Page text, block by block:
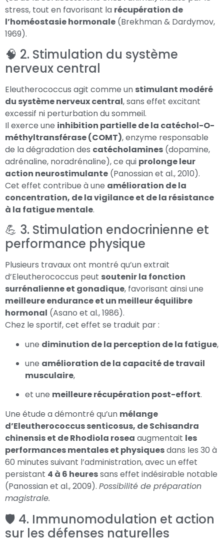
stress, tout en favorisant la récupération de
l’homéostasie hormonale (Brekhman & Dardymov,
1969).
🧠 2. Stimulation du système
nerveux central
Eleutherococcus agit comme un stimulant modéré
du système nerveux central, sans effet excitant
excessif ni perturbation du sommeil.
Il exerce une inhibition partielle de la catéchol-O-
méthyltransférase (COMT), enzyme responsable
de la dégradation des catécholamines (dopamine,
adrénaline, noradrénaline), ce qui prolonge leur
action neurostimulante (Panossian et al., 2010).
Cet effet contribue à une amélioration de la
concentration, de la vigilance et de la résistance
à la fatigue mentale.
💪 3. Stimulation endocrinienne et
performance physique
Plusieurs travaux ont montré qu’un extrait
d’Eleutherococcus peut soutenir la fonction
surrénalienne et gonadique, favorisant ainsi une
meilleure endurance et un meilleur équilibre
hormonal (Asano et al., 1986).
Chez le sportif, cet effet se traduit par :
une diminution de la perception de la fatigue,
une amélioration de la capacité de travail
musculaire,
et une meilleure récupération post-effort.
Une étude a démontré qu’un mélange
d’Eleutherococcus senticosus, de Schisandra
chinensis et de Rhodiola rosea augmentait les
performances mentales et physiquesdans les 30 à
60 minutes suivant l’administration, avec un effet
persistant 4 à 6 heuressans effet indésirable notable
(Panossian et al., 2009). Possibilité de préparation
magistrale.
🛡️ 4. Immunomodulation et action
sur les défenses naturelles